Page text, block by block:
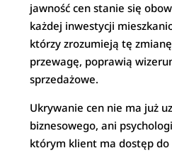
jawność cen stanie się
każdej inwestycji
którzy zrozumieją tę
przewagę, poprawią
sprzedażowe.
Ukrywanie cen nie ma już
biznesowego, ani
którym klient ma dostęp do